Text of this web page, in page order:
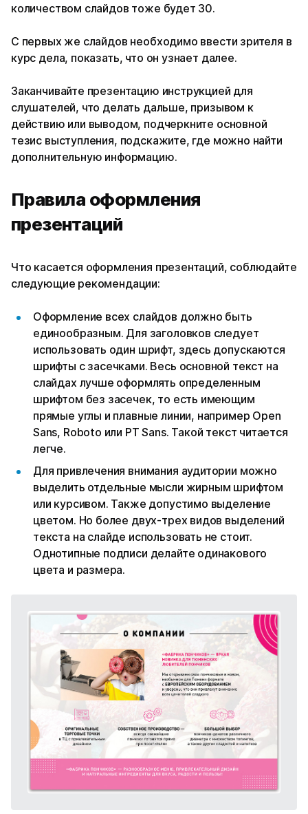
количеством слайдов тоже будет 30.
С первых же слайдов необходимо ввести зрителя в
курс дела, показать, что он узнает далее.
Заканчивайте презентацию инструкцией для
слушателей, что делать дальше, призывом к
действию или выводом, подчеркните основной
тезис выступления, подскажите, где можно найти
дополнительную информацию.
Правила оформления
презентаций
Что касается оформления презентаций, соблюдайте
следующие рекомендации:
Оформление всех слайдов должно быть
единообразным. Для заголовков следует
использовать один шрифт, здесь допускаются
шрифты с засечками. Весь основной текст на
слайдах лучше оформлять определенным
шрифтом без засечек, то есть имеющим
прямые углы и плавные линии, например Open
Sans, Roboto или PT Sans. Такой текст читается
легче.
Для привлечения внимания аудитории можно
выделить отдельные мысли жирным шрифтом
или курсивом. Также допустимо выделение
цветом. Но более двух-трех видов выделений
текста на слайде использовать не стоит.
Однотипные подписи делайте одинакового
цвета и размера.